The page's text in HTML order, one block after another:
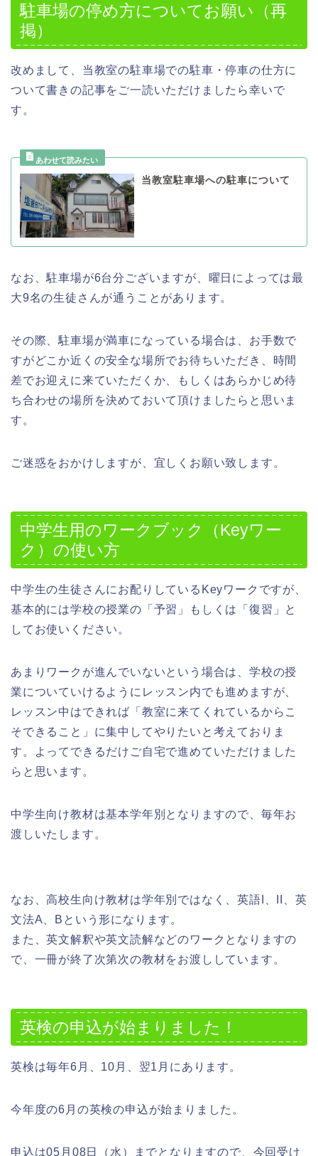
駐車場の停め方についてお願い（再
掲）
改めまして、当教室の駐車場での駐車・停車の仕方に
ついて書きの記事をご一読いただけましたら幸いで
す。
当教室駐車場への駐車について
なお、駐車場が6台分ございますが、曜日によっては最
大9名の生徒さんが通うことがあります。
その際、駐車場が満車になっている場合は、お手数で
すがどこか近くの安全な場所でお待ちいただき、時間
差でお迎えに来ていただくか、もしくはあらかじめ待
ち合わせの場所を決めておいて頂けましたらと思いま
す。
ご迷惑をおかけしますが、宜しくお願い致します。
中学生用のワークブック（Keyワー
ク）の使い方
中学生の生徒さんにお配りしているKeyワークですが、
基本的には学校の授業の「予習」もしくは「復習」と
してお使いください。
あまりワークが進んでいないという場合は、学校の授
業についていけるようにレッスン内でも進めますが、
レッスン中はできれば「教室に来てくれているからこ
そできること」に集中してやりたいと考えておりま
す。よってできるだけご自宅で進めていただけました
らと思います。
中学生向け教材は基本学年別となりますので、毎年お
渡しいたします。
なお、高校生向け教材は学年別ではなく、英語I、II、英
文法A、Bという形になります。
また、英文解釈や英文読解などのワークとなりますの
で、一冊が終了次第次の教材をお渡ししています。
英検の申込が始まりました！
英検は毎年6月、10月、翌1月にあります。
今年度の6月の英検の申込が始まりました。
申込は05月08日（水）までとなりますので、今回受け